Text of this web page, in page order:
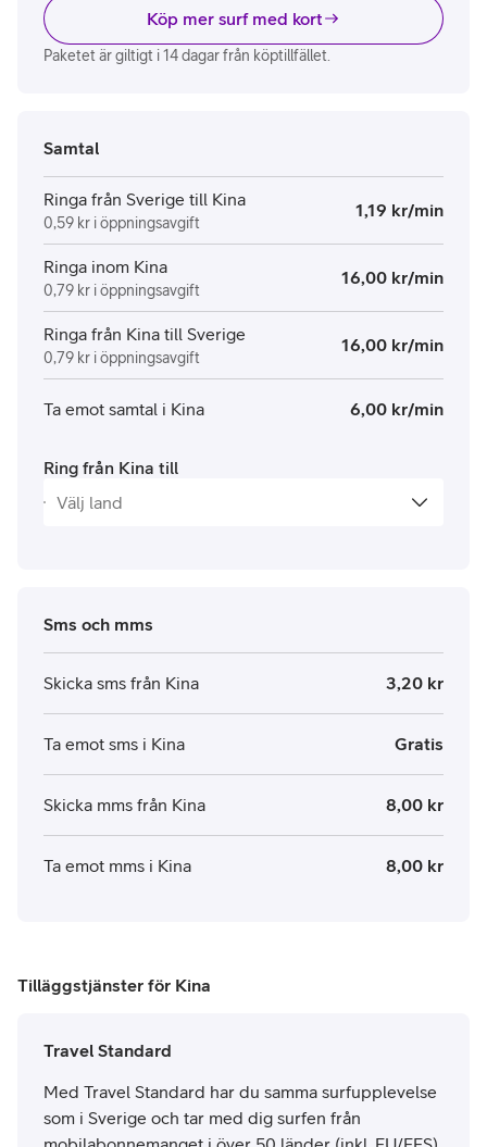
Köp mer surf med kort
Paketet är giltigt i 14 dagar från köptillfället.
Samtal
Ringa från Sverige till Kina
0,59 kr i öppningsavgift
1,19 kr/min
Ringa inom Kina
0,79 kr i öppningsavgift
16,00 kr/min
Ringa från Kina till Sverige
0,79 kr i öppningsavgift
16,00 kr/min
Ta emot samtal i Kina 6,00 kr/min
Ring från Kina till
Sms och mms
Skicka sms från Kina 3,20 kr
Ta emot sms i Kina Gratis
Skicka mms från Kina 8,00 kr
Ta emot mms i Kina 8,00 kr
Tilläggstjänster för Kina
Travel Standard
Med Travel Standard har du samma surfupplevelse
som i Sverige och tar med dig surfen från